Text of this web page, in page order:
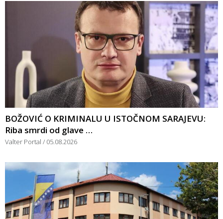
BOŽOVIĆ O KRIMINALU U ISTOČNOM SARAJEVU:
Riba smrdi od glave …
Valter Portal 05.08.2026